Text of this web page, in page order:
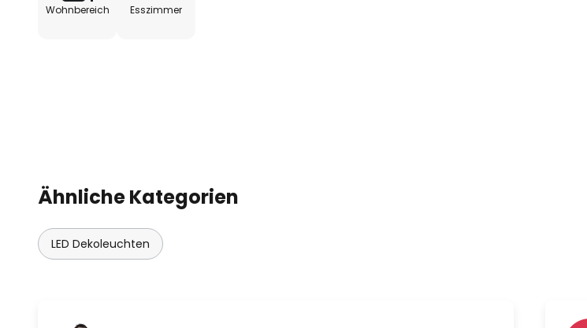
Wohnbereich Esszimmer
Ähnliche Kategorien
LED Dekoleuchten